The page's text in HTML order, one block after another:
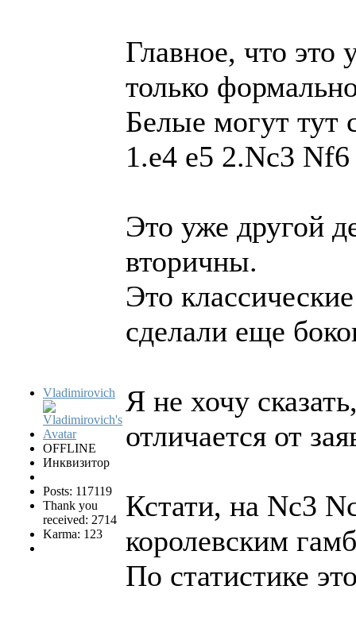
Vladimirovich
OFFLINE
Инквизитор
Posts: 117119
Thank you
received: 2714
Karma: 123
Главное, что это
только
Белые могут тут
1.e4 e5 2.Nc3
Это уже другой
вторичны.
Это
сделали еще
Я не хочу
отличается от
Кстати, на Nc3
королевским
По статистике